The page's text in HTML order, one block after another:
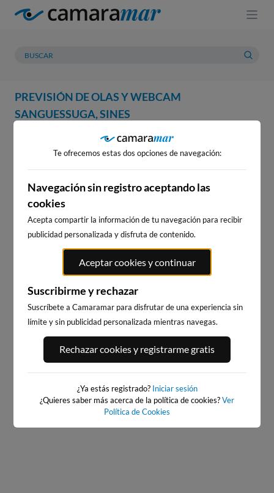
PREVISIÓN DE OLAS Y WEBCAM
SANGUESSUGA, SINES
PREVISIÓN METEOROLOGÍA
WEBCAM SANGUESSUGA,
SINES
WEBCAMS CERCANAS
PLAYA DEL PALMAR, VEJER
DE LA FRONTERA
305km · Vejer de la Frontera
BAIONA
0.1 m PLATO
Te ofrecemos estas dos opciones de navegación:
Navegación sin registro aceptando las
cookies
Acepta compartir la información de tu navegación para recibir
publicidad personalizada y disfruta de contenido.
Aceptar cookies y continuar
Suscribirme y rechazar
Suscríbete a Camaramar para disfrutar de una experiencia sin
límite y sin publicidad personalizada mientras navegas.
Rechazar cookies y registrarme gratis
¿Ya estás registrado? Iniciar sesión
¿Quieres saber más acerca de la política de cookies?Ver
Política de Cookies